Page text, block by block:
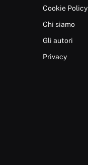
Cookie Policy
Chi siamo
Gli autori
Privacy